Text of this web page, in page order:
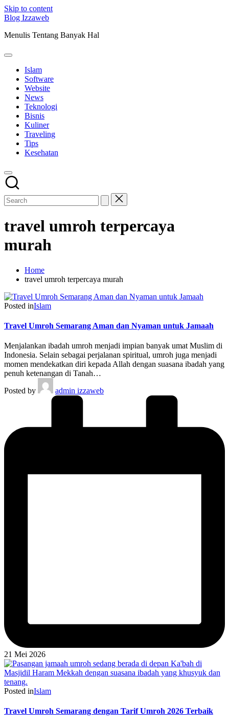
Skip to content
Blog Izzaweb
Menulis Tentang Banyak Hal
Islam
Software
Website
News
Teknologi
Bisnis
Kuliner
Traveling
Tips
Kesehatan
travel umroh terpercaya
murah
Home
travel umroh terpercaya murah
Posted inIslam
Travel Umroh Semarang Aman dan Nyaman untuk Jamaah
Menjalankan ibadah umroh menjadi impian banyak umat Muslim di
Indonesia. Selain sebagai perjalanan spiritual, umroh juga menjadi
momen mendekatkan diri kepada Allah dengan suasana ibadah yang
penuh ketenangan di Tanah…
Posted by
admin izzaweb
21 Mei 2026
Posted inIslam
Travel Umroh Semarang dengan Tarif Umroh 2026 Terbaik